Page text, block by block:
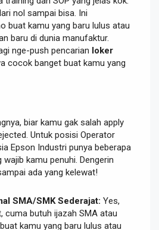
nol sampai bisa. Ini
buat kamu yang baru lulus atau
baru di dunia manufaktur.
nge-push pencarian loker
cocok banget buat kamu yang
biar kamu gak salah apply
Untuk posisi Operator
Epson Industri punya beberapa
kamu penuhi. Dengerin
ada yang kelewat!
SMA/SMK Sederajat: Yes,
cuma butuh ijazah SMA atau
kamu yang baru lulus atau